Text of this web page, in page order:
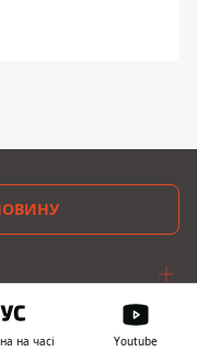
на часі Youtube